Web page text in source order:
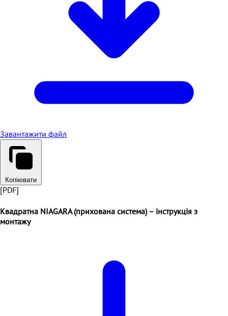
Завантажити файл
Копіювати
[PDF]
Квадратна NIAGARA (прихована система) – інструкція з
монтажу